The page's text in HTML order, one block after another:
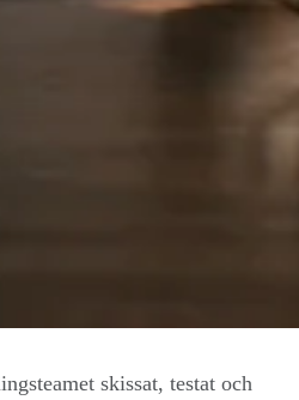
skissat, testat och